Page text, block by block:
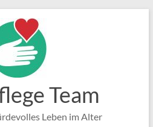
Team
Leben im Alter